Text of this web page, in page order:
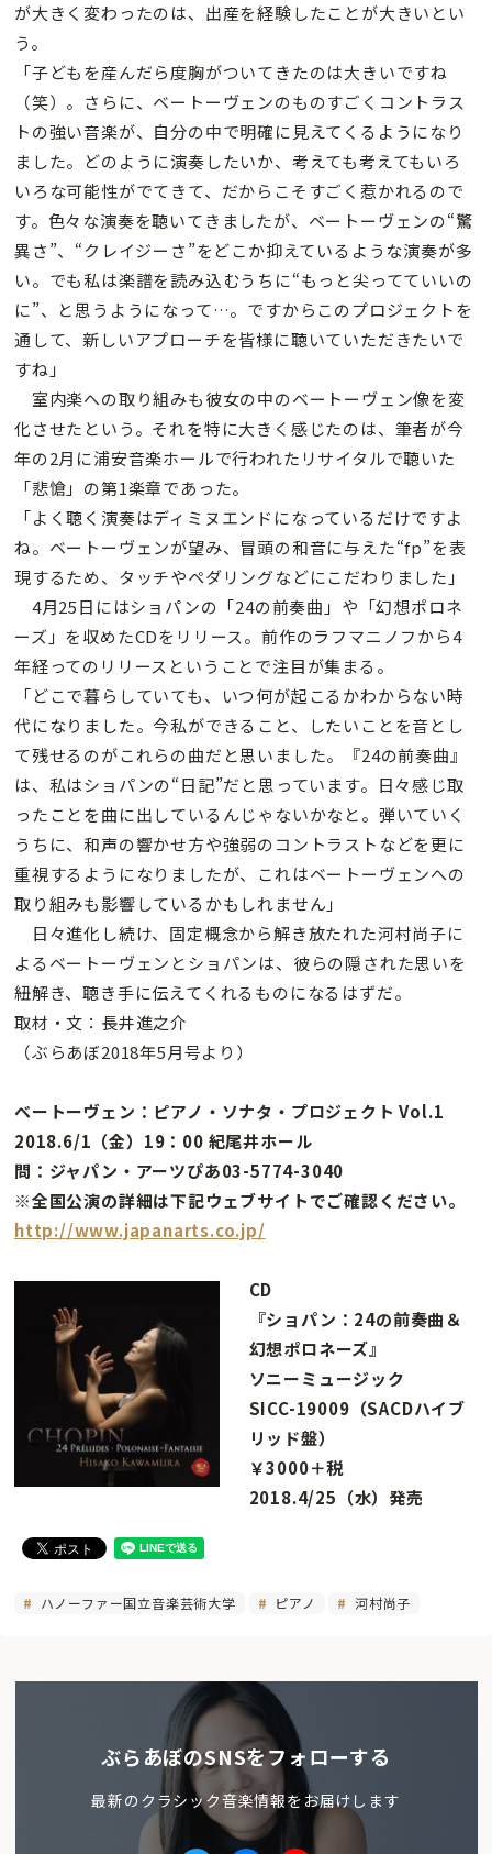
が大きく変わったのは、出産を経験したことが大きいとい
う。
「子どもを産んだら度胸がついてきたのは大きいですね
（笑）。さらに、ベートーヴェンのものすごくコントラス
トの強い音楽が、自分の中で明確に見えてくるようになり
ました。どのように演奏したいか、考えても考えてもいろ
いろな可能性がでてきて、だからこそすごく惹かれるので
す。色々な演奏を聴いてきましたが、ベートーヴェンの“驚
異さ”、“クレイジーさ”をどこか抑えているような演奏が多
い。でも私は楽譜を読み込むうちに“もっと尖ってていいの
に”、と思うようになって…。ですからこのプロジェクトを
通して、新しいアプローチを皆様に聴いていただきたいで
すね」
室内楽への取り組みも彼女の中のベートーヴェン像を変
化させたという。それを特に大きく感じたのは、筆者が今
年の2月に浦安音楽ホールで行われたリサイタルで聴いた
「悲愴」の第1楽章であった。
「よく聴く演奏はディミヌエンドになっているだけですよ
ね。ベートーヴェンが望み、冒頭の和音に与えた“fp”を表
現するため、タッチやペダリングなどにこだわりました」
4月25日にはショパンの「24の前奏曲」や「幻想ポロネ
ーズ」を収めたCDをリリース。前作のラフマニノフから4
年経ってのリリースということで注目が集まる。
「どこで暮らしていても、いつ何が起こるかわからない時
代になりました。今私ができること、したいことを音とし
て残せるのがこれらの曲だと思いました。『24の前奏曲』
は、私はショパンの“日記”だと思っています。日々感じ取
ったことを曲に出しているんじゃないかなと。弾いていく
うちに、和声の響かせ方や強弱のコントラストなどを更に
重視するようになりましたが、これはベートーヴェンへの
取り組みも影響しているかもしれません」
日々進化し続け、固定概念から解き放たれた河村尚子に
よるベートーヴェンとショパンは、彼らの隠された思いを
紐解き、聴き手に伝えてくれるものになるはずだ。
取材・文：長井進之介
（ぶらあぼ2018年5月号より）
ベートーヴェン：ピアノ・ソナタ・プロジェクト Vol.1
2018.6/1（金）19：00 紀尾井ホール
問：ジャパン・アーツぴあ03-5774-3040
※全国公演の詳細は下記ウェブサイトでご確認ください。
http://www.japanarts.co.jp/
CD
『ショパン：24の前奏曲＆
幻想ポロネーズ』
ソニーミュージック
SICC-19009（SACDハイブ
リッド盤）
￥3000＋税
2018.4/25（水）発売
ハノーファー国立音楽芸術大学 ピアノ 河村尚子
ぶらあぼのSNSをフォローする
最新のクラシック音楽情報をお届けします